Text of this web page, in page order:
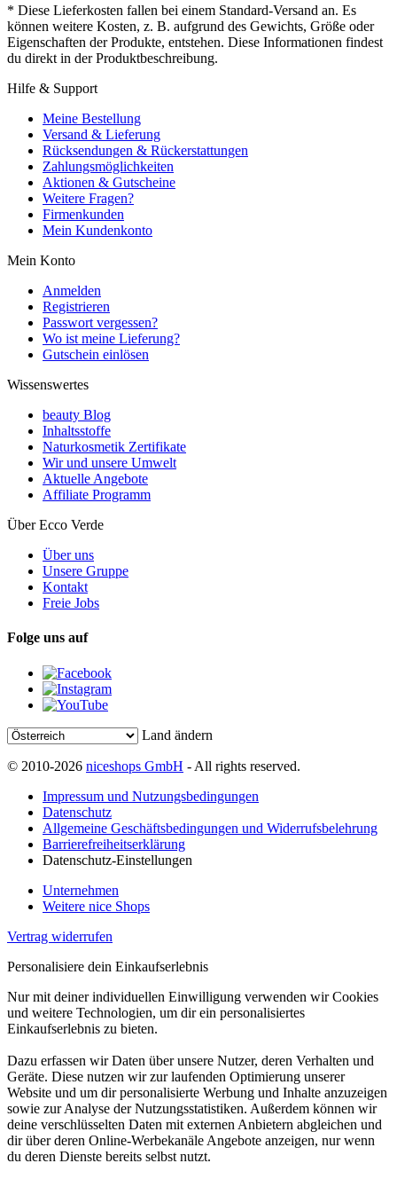
* Diese Lieferkosten fallen bei einem Standard-Versand an. Es
können weitere Kosten, z. B. aufgrund des Gewichts, Größe oder
Eigenschaften der Produkte, entstehen. Diese Informationen findest
du direkt in der Produktbeschreibung.
Hilfe & Support
Meine Bestellung
Versand & Lieferung
Rücksendungen & Rückerstattungen
Zahlungsmöglichkeiten
Aktionen & Gutscheine
Weitere Fragen?
Firmenkunden
Mein Kundenkonto
Mein Konto
Anmelden
Registrieren
Passwort vergessen?
Wo ist meine Lieferung?
Gutschein einlösen
Wissenswertes
beauty Blog
Inhaltsstoffe
Naturkosmetik Zertifikate
Wir und unsere Umwelt
Aktuelle Angebote
Affiliate Programm
Über Ecco Verde
Über uns
Unsere Gruppe
Kontakt
Freie Jobs
Folge uns auf
Land ändern
© 2010-2026 niceshops GmbH - All rights reserved.
Impressum und Nutzungsbedingungen
Datenschutz
Allgemeine Geschäftsbedingungen und Widerrufsbelehrung
Barrierefreiheitserklärung
Datenschutz-Einstellungen
Unternehmen
Weitere nice Shops
Vertrag widerrufen
Personalisiere dein Einkaufserlebnis
Nur mit deiner individuellen Einwilligung verwenden wir Cookies
und weitere Technologien, um dir ein personalisiertes
Einkaufserlebnis zu bieten.
Dazu erfassen wir Daten über unsere Nutzer, deren Verhalten und
Geräte. Diese nutzen wir zur laufenden Optimierung unserer
Website und um dir personalisierte Werbung und Inhalte anzuzeigen
sowie zur Analyse der Nutzungsstatistiken. Außerdem können wir
deine verschlüsselten Daten mit externen Anbietern abgleichen und
dir über deren Online-Werbekanäle Angebote anzeigen, nur wenn
du deren Dienste bereits selbst nutzt.